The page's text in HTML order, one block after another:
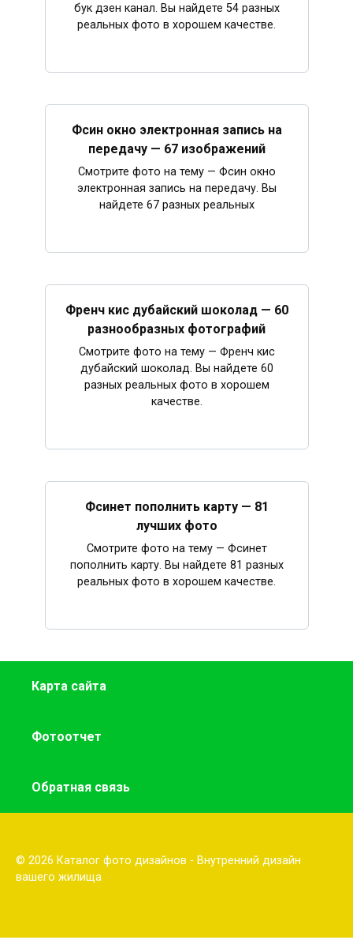
бук дзен канал. Вы найдете 54 разных
реальных фото в хорошем качестве.
Фсин окно электронная запись на
передачу — 67 изображений
Смотрите фото на тему — Фсин окно
электронная запись на передачу. Вы
найдете 67 разных реальных
Френч кис дубайский шоколад — 60
разнообразных фотографий
Смотрите фото на тему — Френч кис
дубайский шоколад. Вы найдете 60
разных реальных фото в хорошем
качестве.
Фсинет пополнить карту — 81
лучших фото
Смотрите фото на тему — Фсинет
пополнить карту. Вы найдете 81 разных
реальных фото в хорошем качестве.
Карта сайта
Фотоотчет
Обратная связь
© 2026 Каталог фото дизайнов - Внутренний дизайн
вашего жилища